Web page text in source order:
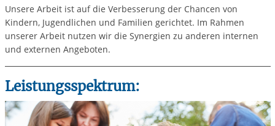
Unsere Arbeit ist auf die Verbesserung der Chancen von
Kindern, Jugendlichen und Familien gerichtet. Im Rahmen
unserer Arbeit nutzen wir die Synergien zu anderen internen
und externen Angeboten.
Leistungsspektrum: